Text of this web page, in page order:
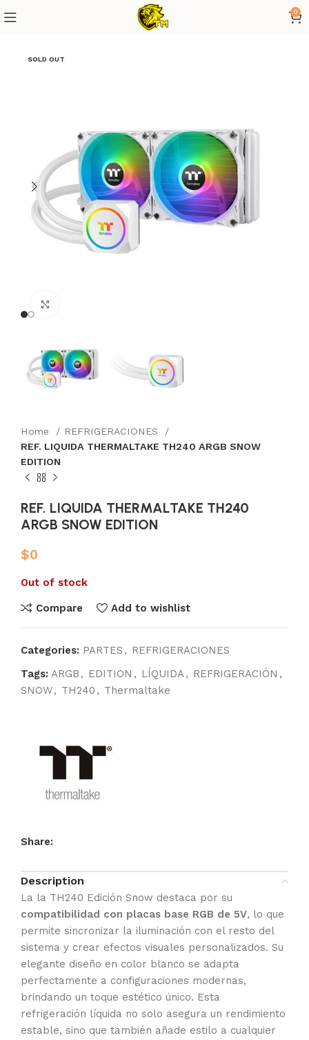
0
SOLD OUT
Home
REFRIGERACIONES
REF. LIQUIDA THERMALTAKE TH240 ARGB SNOW
EDITION
REF. LIQUIDA THERMALTAKE TH240
ARGB SNOW EDITION
$0
Out of stock
Compare Add to wishlist
Categories: PARTES , REFRIGERACIONES
Tags: ARGB , EDITION , LÍQUIDA, REFRIGERACIÓN ,
SNOW, TH240 , Thermaltake
Share:
Description
La la TH240 Edición Snow destaca por su
compatibilidad con placas base RGB de 5V, lo que
permite sincronizar la iluminación con el resto del
sistema y crear efectos visuales personalizados. Su
elegante diseño en color blanco se adapta
perfectamente a configuraciones modernas,
brindando un toque estético único. Esta
refrigeración líquida no solo asegura un rendimiento
estable, sino que también añade estilo a cualquier